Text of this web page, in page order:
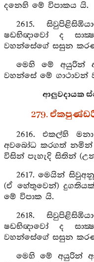
දනෙහි මේ විපාකය යි.
2615.
ෂඩභිඥාවෝ ද
වහන්සේගේ සසුන
මෙහි මේ අයුරින්
වහන්සේ මේ ගාථාවන්
ආලුවදායක
279.
2616. එකල්හි
අවබෝධ කරගත් නමින්
විසින් පැහැදි සිතින්
2617. මෙයින්
(ඒ හේතුවෙන්)
මේ විපාක යි.
2618.
ෂඩභිඥාවෝ ද
වහන්සේගේ සසුන
මෙහි මේ අයුරින්